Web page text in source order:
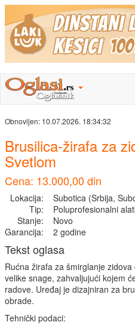
Obnovljen: 10.07.2026. 18:34:32
Brusilica-žirafa za
Svetlom
Cena: 13.000,00 din
Lokacija:
Subotica (Srbija,
Tip:
Poluprofesionalni
Stanje:
Novo
Garancija:
2 godine
Tekst oglasa
Rućna žirafa za šmirglanje
velike snage, zahvaljujući kojem
radove. Uređaj je dizajniran za
obrade.
Tehnički podaci: